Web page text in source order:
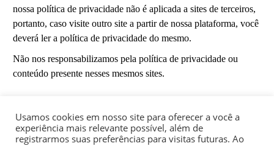
nossa política de privacidade não é aplicada a sites de terceiros,
portanto, caso visite outro site a partir de nossa plataforma, você
deverá ler a política de privacidade do mesmo.
Não nos responsabilizamos pela política de privacidade ou
conteúdo presente nesses mesmos sites.
Usamos cookies em nosso site para oferecer a você a
experiência mais relevante possível, além de
registrarmos suas preferências para visitas futuras. Ao